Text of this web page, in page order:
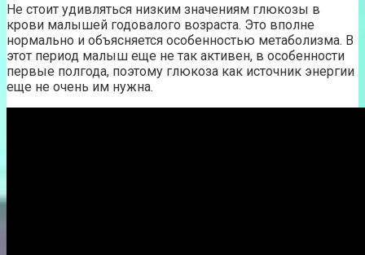
Не стоит удивляться низким значениям глюкозы в
крови малышей годовалого возраста. Это вполне
нормально и объясняется особенностью метаболизма. В
этот период малыш еще не так активен, в особенности
первые полгода, поэтому глюкоза как источник энергии
еще не очень им нужна.